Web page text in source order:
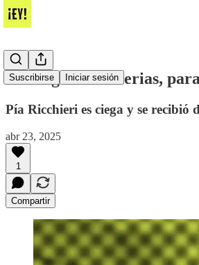
Suscribirse Iniciar sesión
“En algunas materias,
Pía Ricchieri es ciega y se
abr 23, 2025
1
Compartir